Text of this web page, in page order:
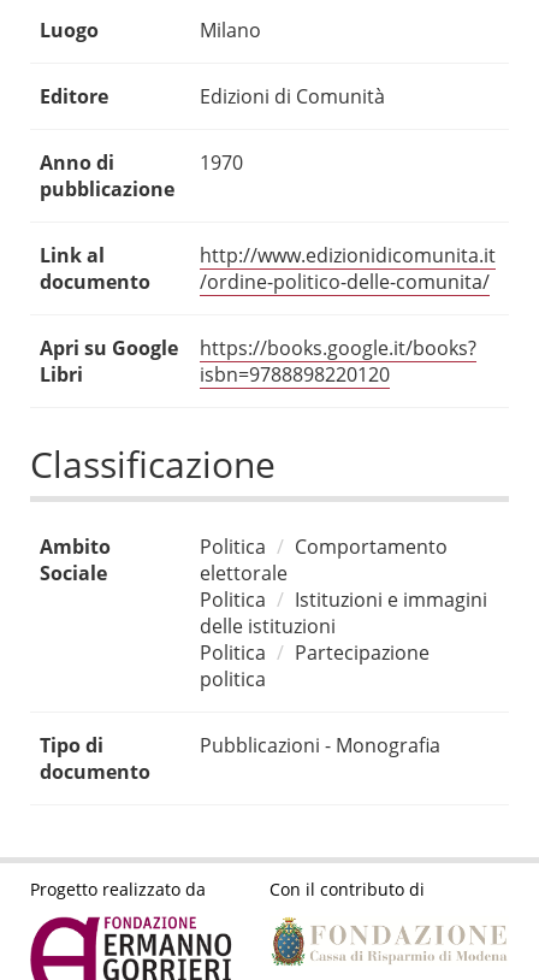
Luogo Milano
Editore Edizioni di Comunità
Anno di
pubblicazione
1970
Link al
documento
http://www.edizionidicomunita.it
/ordine-politico-delle-comunita/
Apri su Google
Libri
https://books.google.it/books?
isbn=9788898220120
Classificazione
Ambito
Sociale
Politica
Comportamento
elettorale
Politica
Istituzioni e immagini
delle istituzioni
Politica
Partecipazione
politica
Tipo di
documento
Pubblicazioni - Monografia
Progetto realizzato da Con il contributo di